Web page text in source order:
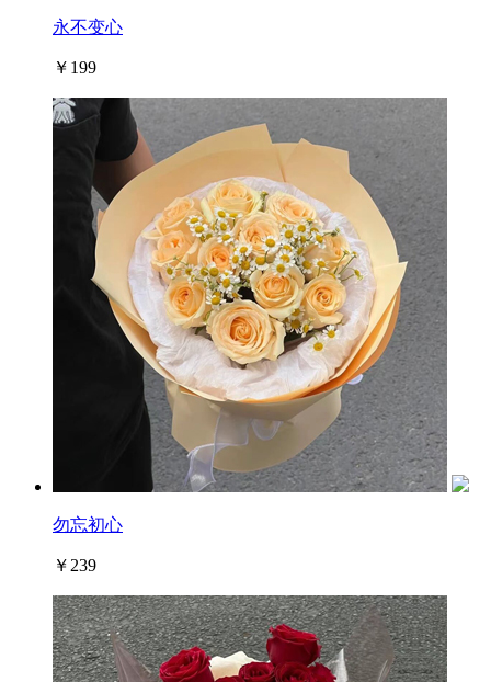
永不变心
￥199
勿忘初心
￥239